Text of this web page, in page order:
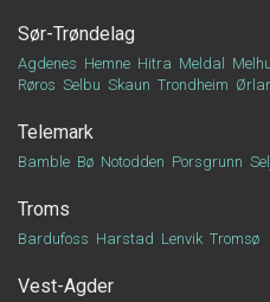
Sør-Trøndelag
Agdenes Hemne Hitra Meldal
Røros Selbu Skaun Trondheim
Telemark
Bamble Bø Notodden Porsgrunn
Troms
Bardufoss Harstad Lenvik Tromsø
Vest-Agder